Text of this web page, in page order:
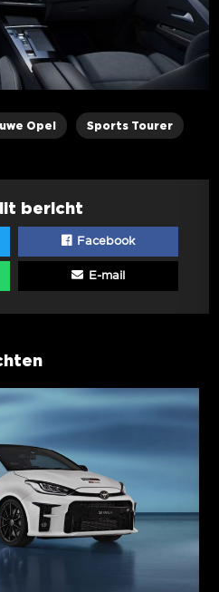
Opel Sports Tourer
bericht
Facebook
E-mail